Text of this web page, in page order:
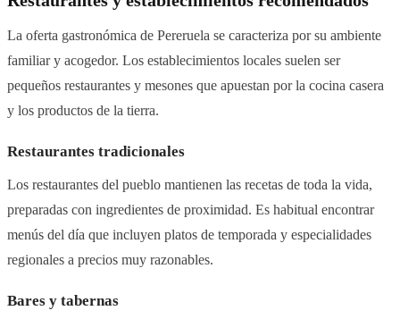
La oferta gastronómica de Pereruela se caracteriza por su ambiente
familiar y acogedor. Los establecimientos locales suelen ser
pequeños restaurantes y mesones que apuestan por la cocina casera
y los productos de la tierra.
Restaurantes tradicionales
Los restaurantes del pueblo mantienen las recetas de toda la vida,
preparadas con ingredientes de proximidad. Es habitual encontrar
menús del día que incluyen platos de temporada y especialidades
regionales a precios muy razonables.
Bares y tabernas